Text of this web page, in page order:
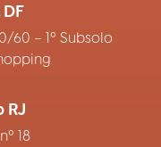
60 – 1º Subsolo
RJ
18